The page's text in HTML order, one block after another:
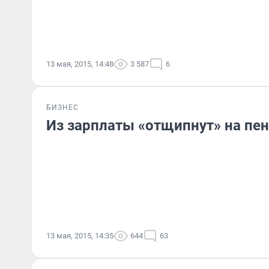
13 мая, 2015, 14:48 3 587 6
БИЗНЕС
Из зарплаты «отщипнут» на
13 мая, 2015, 14:35 644 63